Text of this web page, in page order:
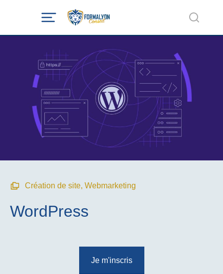
Création de site, Webmarketing
WordPress
Je m'inscris